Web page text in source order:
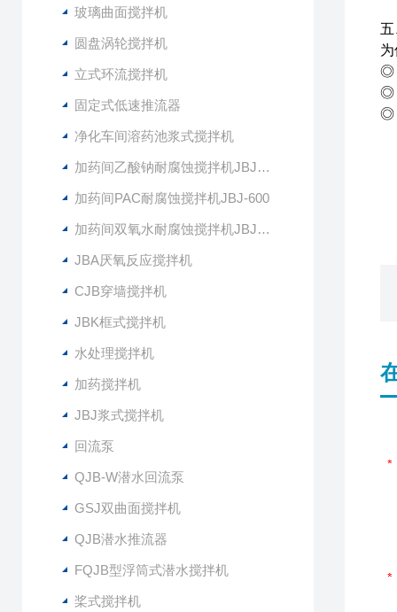
玻璃曲面搅拌机
圆盘涡轮搅拌机
立式环流搅拌机
固定式低速推流器
净化车间溶药池浆式搅拌机
加药间乙酸钠耐腐蚀搅拌机JBJ-400
加药间PAC耐腐蚀搅拌机JBJ-600
加药间双氧水耐腐蚀搅拌机JBJ-300
JBA厌氧反应搅拌机
CJB穿墙搅拌机
JBK框式搅拌机
水处理搅拌机
加药搅拌机
JBJ浆式搅拌机
回流泵
QJB-W潜水回流泵
GSJ双曲面搅拌机
QJB潜水推流器
FQJB型浮筒式潜水搅拌机
桨式搅拌机
◎
◎
◎